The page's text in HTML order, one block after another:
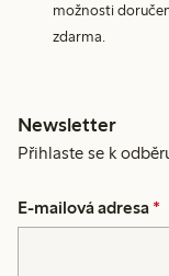
možnosti
zdarma.
Newsletter
Přihlaste se k
E-mailová adresa *